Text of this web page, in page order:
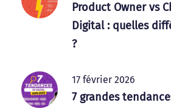
Product Owner vs
Digital : quelles
?
17 février 2026
7 grandes